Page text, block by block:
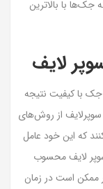
جک‌ها با بالاترین
لایف
با کیفیت نتیجه
از روش‌های
که این خود عامل
لایف محسوب
ممکن است در زمان